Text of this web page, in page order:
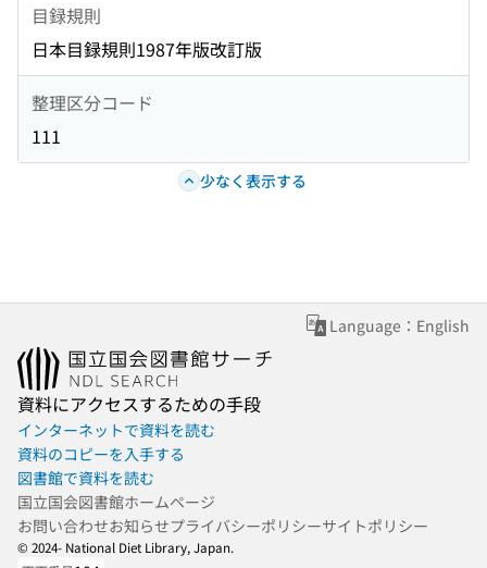
目録規則
日本目録規則1987年版改訂版
整理区分コード
111
少なく表示する
Language：English
資料にアクセスするための手段
インターネットで資料を読む
資料のコピーを入手する
図書館で資料を読む
国立国会図書館ホームページ
お問い合わせお知らせプライバシーポリシーサイトポリシー
© 2024- National Diet Library, Japan.